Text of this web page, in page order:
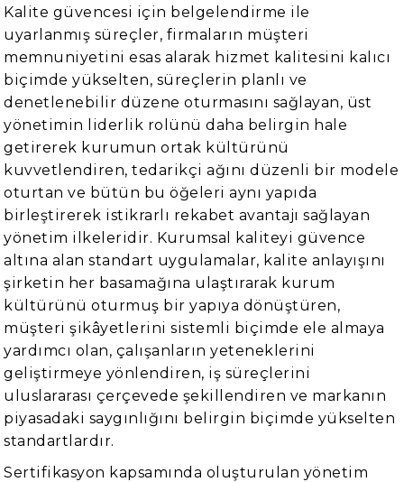
Kalite güvencesi için belgelendirme ile
uyarlanmış süreçler, firmaların müşteri
memnuniyetini esas alarak hizmet kalitesini kalıcı
biçimde yükselten, süreçlerin planlı ve
denetlenebilir düzene oturmasını sağlayan, üst
yönetimin liderlik rolünü daha belirgin hale
getirerek kurumun ortak kültürünü
kuvvetlendiren, tedarikçi ağını düzenli bir modele
oturtan ve bütün bu öğeleri aynı yapıda
birleştirerek istikrarlı rekabet avantajı sağlayan
yönetim ilkeleridir. Kurumsal kaliteyi güvence
altına alan standart uygulamalar, kalite anlayışını
şirketin her basamağına ulaştırarak kurum
kültürünü oturmuş bir yapıya dönüştüren,
müşteri şikâyetlerini sistemli biçimde ele almaya
yardımcı olan, çalışanların yeteneklerini
geliştirmeye yönlendiren, iş süreçlerini
uluslararası çerçevede şekillendiren ve markanın
piyasadaki saygınlığını belirgin biçimde yükselten
standartlardır.
Sertifikasyon kapsamında oluşturulan yönetim